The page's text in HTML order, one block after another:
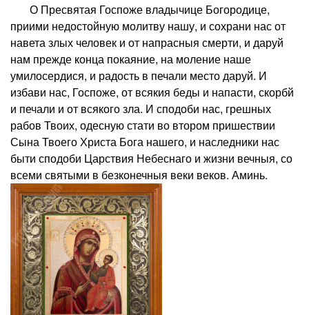
О Пресвятая Госпоже владычице Богородице,
приими недостойную молитву нашу, и сохрани нас от
навета злых человек и от напрасныя смерти, и даруй
нам прежде конца покаяние, на моление наше
умилосердися, и радость в печали место даруй. И
избави нас, Госпоже, от всякия беды и напасти, скорбй
и печали и от всякого зла. И сподоби нас, грешных
рабов Твоих, одесную стати во втором пришествии
Сына Твоего Христа Бога нашего, и наследники нас
быти сподоби Царствия Небеснаго и жизни вечныя, со
всеми святыми в безконечныя веки веков. Аминь.